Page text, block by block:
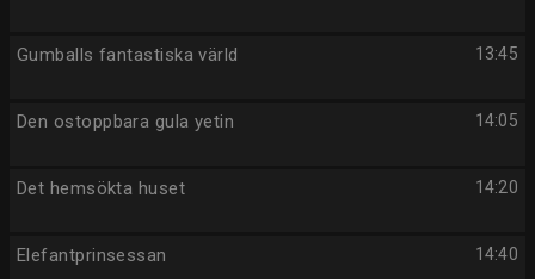
13:45
Gumballs fantastiska värld
14:05
Den ostoppbara gula yetin
14:20
Det hemsökta huset
14:40
Elefantprinsessan